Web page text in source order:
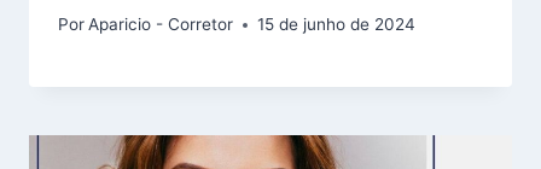
PorAparicio - Corretor 15 de junho de 2024